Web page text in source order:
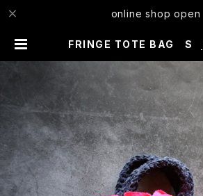
online shop open
FRINGE TOTE BAG S
AWAMURA